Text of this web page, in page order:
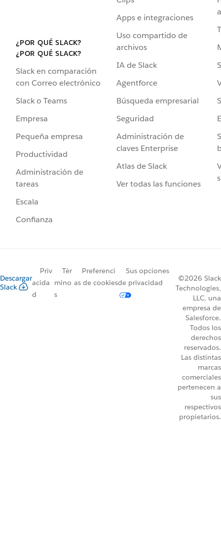
¿POR QUÉ SLACK?
¿POR QUÉ SLACK?
Slack en comparación
con Correo electrónico
Slack o Teams
Empresa
Pequeña empresa
Productividad
Administración de
tareas
Escala
Confianza
Apps e integraciones
Uso compartido de
archivos
IA de Slack
Agentforce
Búsqueda empresarial
Seguridad
Administración de
claves Enterprise
Atlas de Slack
Ver todas las funciones
Descargar
Slack
Priv
acida
d
Tér
mino
s
Preferenci
as de cookies
Sus opciones
de privacidad
©2026 Slack
Technologies,
LLC, una
empresa de
Salesforce.
Todos los
derechos
reservados.
Las distintas
marcas
comerciales
pertenecen a
sus
respectivos
propietarios.